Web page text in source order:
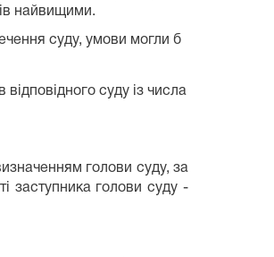
найвищими.
суду, умови могли б
суду із числа
голови суду, за
заступника голови суду -